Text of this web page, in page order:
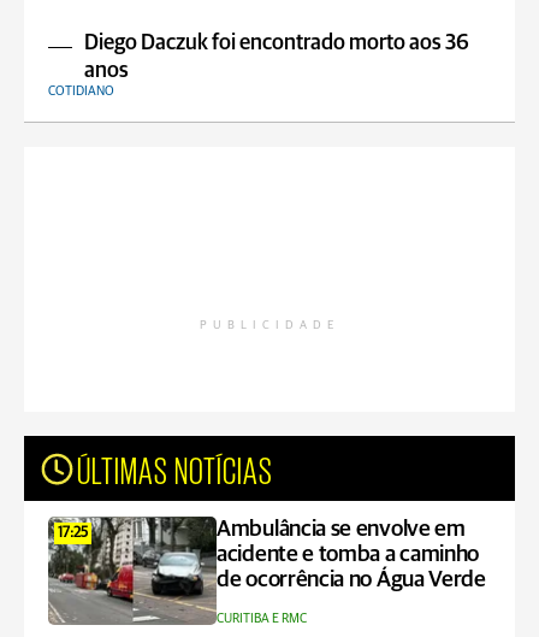
Diego Daczuk foi encontrado morto aos 36
anos
COTIDIANO
PUBLICIDADE
ÚLTIMAS NOTÍCIAS
17:25
Ambulância se envolve em
acidente e tomba a caminho
de ocorrência no Água Verde
CURITIBA E RMC